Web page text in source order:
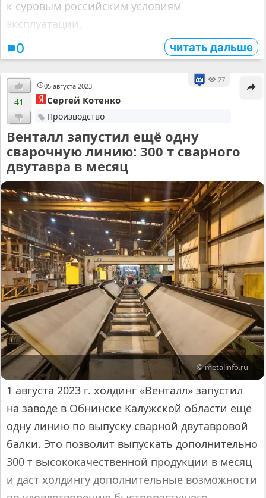
к суровым российским условиям
эксплуатации.
0 читать дальше
05 августа 2023
27
41 Сергей Котенко
Производство
Венталл запустил ещё одну
сварочную линию: 300 т сварного
двутавра в месяц
© metalinfo.ru
1 августа 2023 г. холдинг «Венталл» запустил
на заводе в Обнинске Калужской области ещё
одну линию по выпуску сварной двутавровой
балки. Это позволит выпускать дополнительно
300 т высококачественной продукции в месяц
и даст холдингу дополнительные возможности